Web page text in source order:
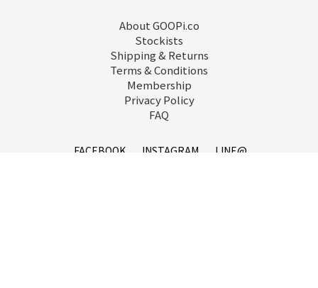
About GOOPi.co
Stockists
Shipping & Returns
Terms & Conditions
Membership
Privacy Policy
FAQ
FACEBOOK INSTAGRAM
LINE@